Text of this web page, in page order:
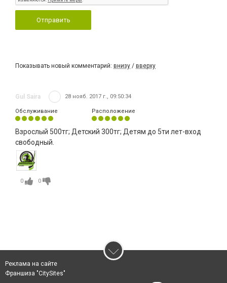
Отправить
Показывать новый комментарий: внизу / вверху
Gul Saira 28 нояб. 2017 г., 09:50:34
Обслуживание Расположение
Взрослый 500тг; Детский 300тг; Детям до 5ти лет-вход
свободный.
0 0
Реклама на сайте
Франшиза "CitySites"